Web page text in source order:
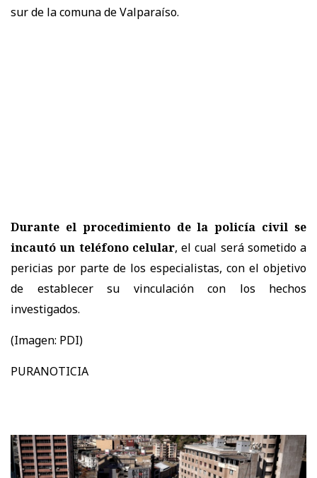
sur de la comuna de Valparaíso.
Durante el procedimiento de la policía civil se
incautó un teléfono celular, el cual será sometido a
pericias por parte de los especialistas, con el objetivo
de establecer su vinculación con los hechos
investigados.
(Imagen: PDI)
PURANOTICIA